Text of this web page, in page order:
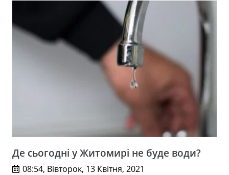
Де сьогодні у Житомирі не буде води?
08:54, Вівторок, 13 Квітня, 2021